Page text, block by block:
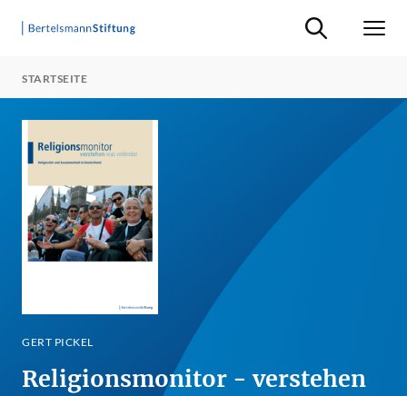
Suche ein-/
STARTSEITE
GERT PICKEL
Religionsmonitor - verstehen